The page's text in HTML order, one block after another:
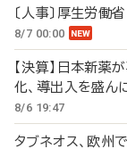
〔人事〕厚生労
8/7 00:00
【決算】日本新
化、導出入を盛ん
8/6 19:47
タブネオス、欧